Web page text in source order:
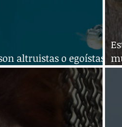
altruistas o egoístas